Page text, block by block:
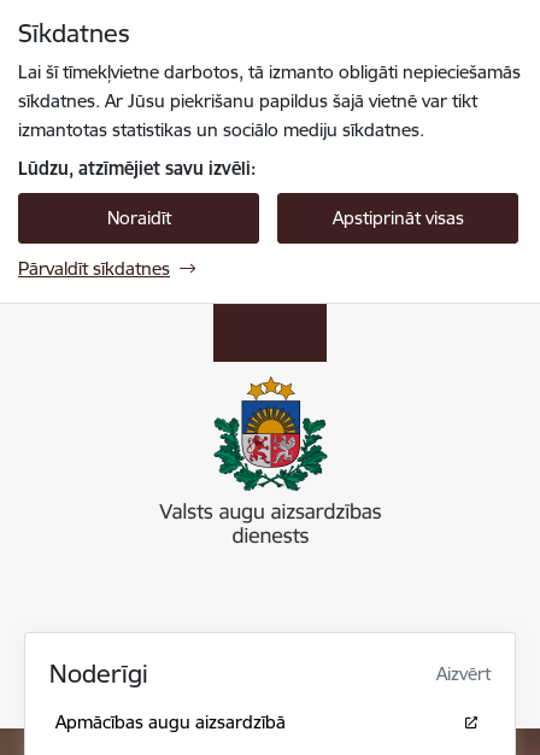
Sīkdatnes
Lai šī tīmekļvietne darbotos, tā izmanto obligāti nepieciešamās
sīkdatnes. Ar Jūsu piekrišanu papildus šajā vietnē var tikt
izmantotas statistikas un sociālo mediju sīkdatnes.
Lūdzu, atzīmējiet savu izvēli:
Noraidīt Apstiprināt visas
Pārvaldīt sīkdatnes
Noderīgi Aizvērt
Apmācības augu aizsardzībā